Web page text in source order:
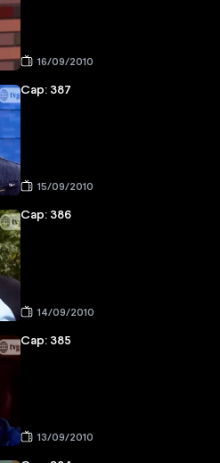
16/09/2010
Cap: 387
15/09/2010
Cap: 386
14/09/2010
Cap: 385
13/09/2010